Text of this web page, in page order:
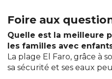
Foire aux
Quelle est la meilleure
les familles avec
La plage El Faro, grâce à
sa sécurité et ses eaux